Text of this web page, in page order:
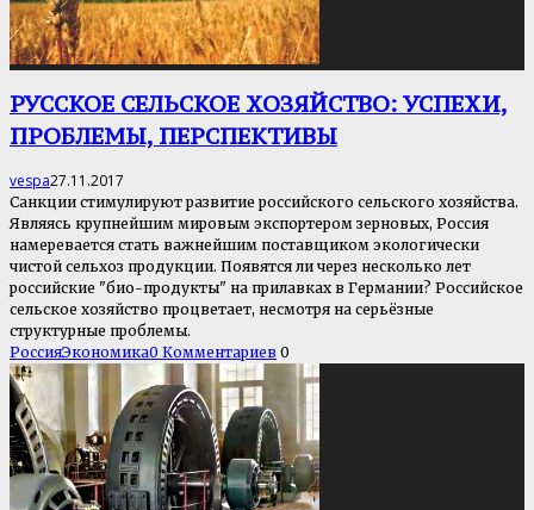
РУССКОЕ СЕЛЬСКОЕ ХОЗЯЙСТВО: УСПЕХИ,
ПРОБЛЕМЫ, ПЕРСПЕКТИВЫ
vespa27.11.2017
Санкции стимулируют развитие российского сельского хозяйства.
Являясь крупнейшим мировым экспортером зерновых, Россия
намеревается стать важнейшим поставщиком экологически
чистой сельхоз продукции. Появятся ли через несколько лет
российские "био-продукты" на прилавках в Германии? Российское
сельское хозяйство процветает, несмотря на серьёзные
структурные проблемы.
РоссияЭкономика0 Комментариев 0